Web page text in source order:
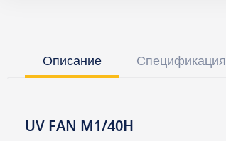
Описание Спецификация
UV FAN M1/40H